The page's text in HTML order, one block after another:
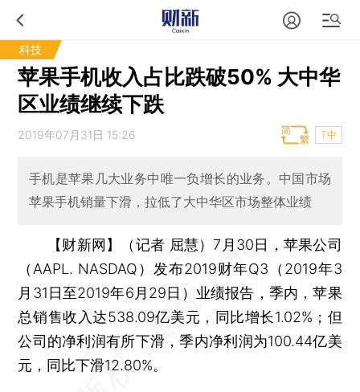
科技
苹果手机收入占比跌破50% 大中华
区业绩继续下跌
2019年07月31日 15:26 T中
手机是苹果几大业务中唯一负增长的业务。中国市场
苹果手机销量下滑，拉低了大中华区市场整体业绩
【财新网】（记者 屈慧） 7月30日，苹果公司
（AAPL. NASDAQ）发布2019财年Q3（2019年3
月31日至2019年6月29日）业绩报告，季内，苹果
总销售收入达538.09亿美元，同比增长1.02%；但
公司的净利润有所下滑，季内净利润为100.44亿美
元，同比下滑12.80%。